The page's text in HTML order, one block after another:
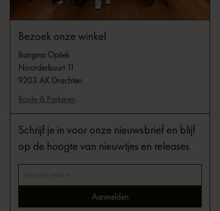
Bezoek onze winkel
Bangma Optiek
Noorderbuurt 11
9203 AK Drachten
Route & Parkeren
Schrijf je in voor onze nieuwsbrief en blijf
op de hoogte van nieuwtjes en releases.